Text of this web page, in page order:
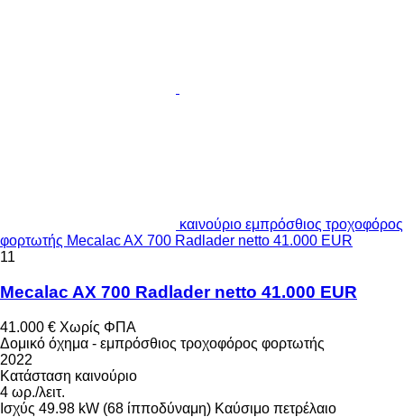
καινούριο εμπρόσθιος τροχοφόρος
φορτωτής Mecalac AX 700 Radlader netto 41.000 EUR
11
Mecalac AX 700 Radlader netto 41.000 EUR
41.000 € Χωρίς ΦΠΑ
Δομικό όχημα - εμπρόσθιος τροχοφόρος φορτωτής
2022
Κατάσταση καινούριο
4 ωρ./λειτ.
Ισχύς 49.98 kW (68 ίπποδύναμη) Καύσιμο πετρέλαιο